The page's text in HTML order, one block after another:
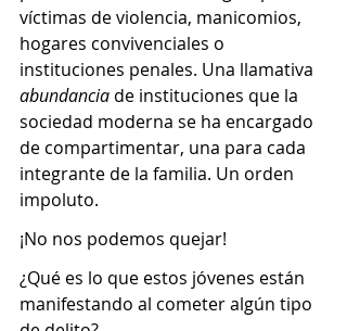
víctimas de violencia, manicomios,
hogares convivenciales o
instituciones penales. Una llamativa
abundancia de instituciones que la
sociedad moderna se ha encargado
de compartimentar, una para cada
integrante de la familia. Un orden
impoluto.
¡No nos podemos quejar!
¿Qué es lo que estos jóvenes están
manifestando al cometer algún tipo